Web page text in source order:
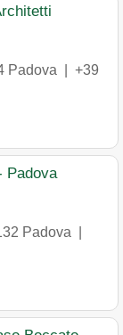
Padova
+39
Padova
Padova